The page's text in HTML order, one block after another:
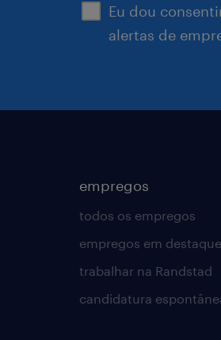
Eu dou
alertas de
empregos
todos os empregos
empregos em destaque
trabalhar na Randstad
candidatura